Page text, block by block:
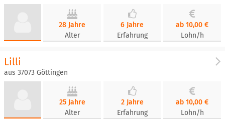
28 Jahre
Alter
6 Jahre
Erfahrung
ab 10,00 €
Lohn/h
Lilli
aus 37073 Göttingen
25 Jahre
Alter
2 Jahre
Erfahrung
ab 10,00 €
Lohn/h